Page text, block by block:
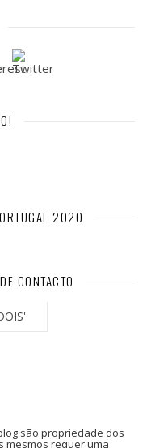
2020
CONTACTO
são propriedade dos
mesmos requer uma